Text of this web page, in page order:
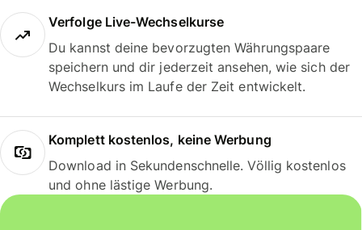
Verfolge Live-Wechselkurse
Du kannst deine bevorzugten Währungspaare
speichern und dir jederzeit ansehen, wie sich der
Wechselkurs im Laufe der Zeit entwickelt.
Komplett kostenlos, keine Werbung
Download in Sekundenschnelle. Völlig kostenlos
und ohne lästige Werbung.